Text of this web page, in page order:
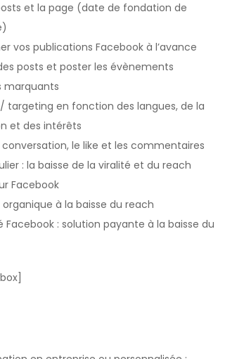
et la page (date de fondation de
vos publications Facebook à l’avance
posts et poster les évènements
marquants
targeting en fonction des langues, de la
et des intérêts
conversation, le like et les commentaires
: la baisse de la viralité et du reach
Facebook
organique à la baisse du reach
Facebook : solution payante à la baisse du